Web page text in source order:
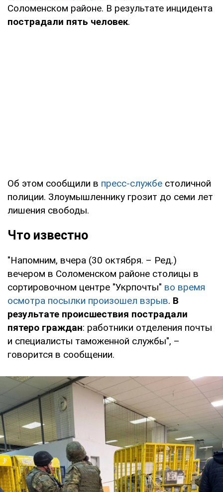
Соломенском районе. В результате инцидента
пострадали пять человек.
Об этом сообщили в пресс-службе столичной
полиции. Злоумышленнику грозит до семи лет
лишения свободы.
Что известно
"Напомним, вчера (30 октября. – Ред.)
вечером в Соломенском районе столицы в
сортировочном центре "Укрпочты" во время
осмотра посылки произошел взрыв. В
результате происшествия пострадали
пятеро граждан: работники отделения почты
и специалисты таможенной службы", –
говорится в сообщении.